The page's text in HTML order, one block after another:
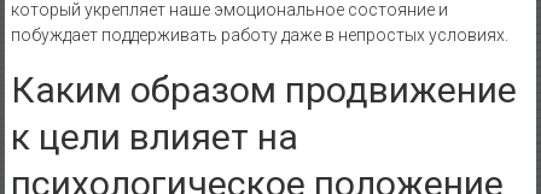
который укрепляет наше эмоциональное состояние и
побуждает поддерживать работу даже в непростых условиях.
Каким образом продвижение
к цели влияет на
психологическое положение